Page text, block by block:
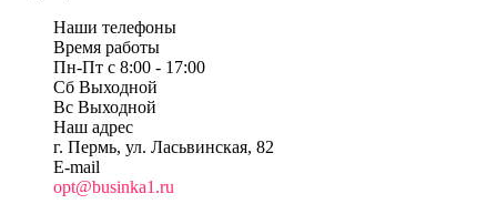
Наши телефоны
Время работы
Пн-Пт c 8:00 - 17:00
Сб Выходной
Вс Выходной
Наш адрес
г. Пермь, ул. Ласьвинская, 82
E-mail
opt@businka1.ru